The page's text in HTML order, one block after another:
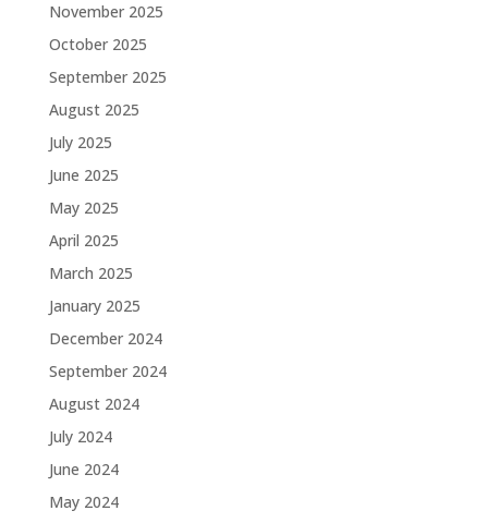
November 2025
October 2025
September 2025
August 2025
July 2025
June 2025
May 2025
April 2025
March 2025
January 2025
December 2024
September 2024
August 2024
July 2024
June 2024
May 2024